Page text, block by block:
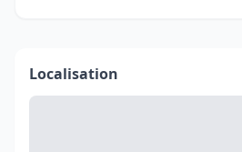
Localisation